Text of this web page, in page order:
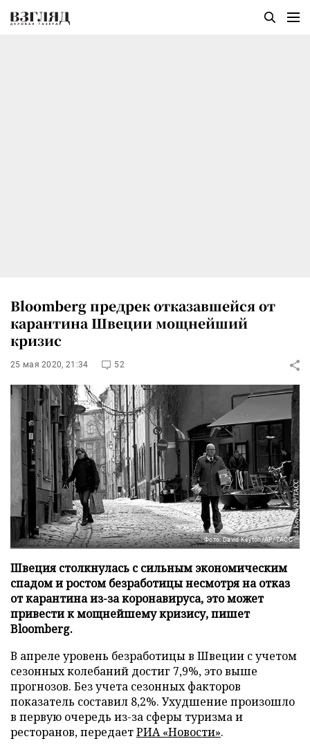
Bloomberg предрек отказавшейся от
карантина Швеции мощнейший
кризис
25 мая 2020, 21:34 52
Фото: David Keyton/АР/ТАСС
Швеция столкнулась с сильным экономическим
спадом и ростом безработицы несмотря на отказ
от карантина из-за коронавируса, это может
привести к мощнейшему кризису, пишет
Bloomberg.
В апреле уровень безработицы в Швеции с учетом
сезонных колебаний достиг 7,9%, это выше
прогнозов. Без учета сезонных факторов
показатель составил 8,2%. Ухудшение произошло
в первую очередь из-за сферы туризма и
ресторанов, передаетРИА «Новости».